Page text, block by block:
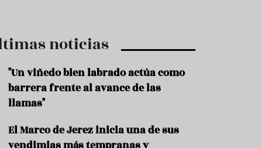
d
n
noticias
"Un viñedo bien labrado actúa como
barrera frente al avance de las
llamas"
El Marco de Jerez inicia una de sus